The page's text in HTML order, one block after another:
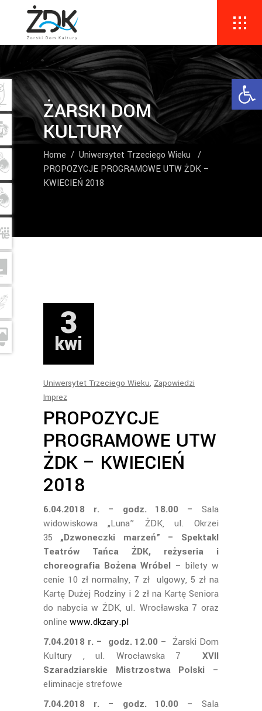
ŻARSKI DOM
KULTURY
Home / Uniwersytet Trzeciego Wieku
/
PROPOZYCJE PROGRAMOWE UTW ŻDK –
KWIECIEŃ 2018
3
kwi
Uniwersytet Trzeciego Wieku, Zapowiedzi
Imprez
PROPOZYCJE
PROGRAMOWE UTW
ŻDK – KWIECIEŃ
2018
6.04.2018 r. – godz. 18.00 – Sala
widowiskowa „Luna” ŻDK, ul. Okrzei
35 „Dzwoneczki marzeń” – Spektakl
Teatrów Tańca ŻDK, reżyseria i
choreografia Bożena Wróbel – bilety w
cenie 10 zł normalny, 7 zł ulgowy, 5 zł na
Kartę Dużej Rodziny i 2 zł na Kartę Seniora
do nabycia w ŻDK, ul. Wrocławska 7 oraz
online www.dkzary.pl
7.04.2018 r. – godz. 12.00 – Żarski Dom
Kultury , ul. Wrocławska 7 XVII
Szaradziarskie Mistrzostwa Polski –
eliminacje strefowe
7.04.2018 r.
– godz. 10.00 – Sala